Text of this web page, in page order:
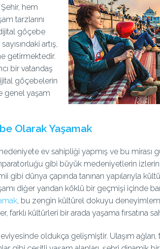
hem
tarzlarını
göçebe
artış,
getirmektedir.
bir vatandaş
göçebelerin
genel yaşam
Olarak Yaşamak
ev sahipliği yapmış ve bu mirası
gibi büyük medeniyetlerin izlerini
gibi dünya çapında tanınan yapılarıyla
diğer yandan köklü bir geçmişi içinde
, bu zengin kültürel dokuyu
kültürleri bir arada yaşama fırsatına
oldukça gelişmiştir. Ulaşım